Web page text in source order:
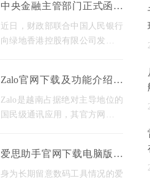
中央金融主管部门正式函示
绿地香港：全面接入数字人
民币结算体系，确保金融
近日，财政部联合中国人民银行
向绿地香港控股有限公司发出正
行国家金融数字化改革政策。这
一举措出台之际，财政部
Zalo官网下载及功能介绍，
越南通讯软件官方平台使用
指南
Zalo是越南占据绝对主导地位的
国民级通讯应用，其官方网站不
服务、用户支持以及生态建设整
合于一体的综合门户。对于
爱思助手官网下载电脑版，
苹果手机必备管理工具
身为长期留意数码工具情况的爱